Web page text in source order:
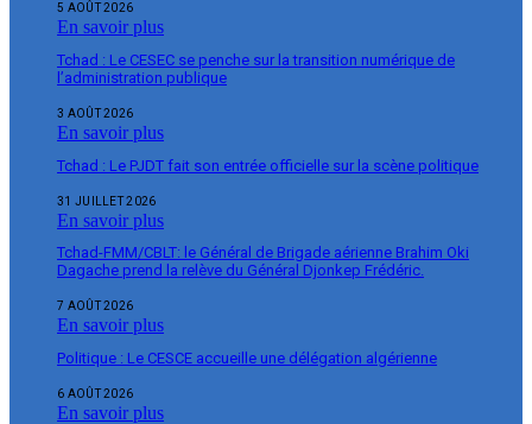
5 AOÛT 2026
En savoir plus
Tchad : Le CESEC se penche sur la transition numérique de
l’administration publique
3 AOÛT 2026
En savoir plus
Tchad : Le PJDT fait son entrée officielle sur la scène politique
31 JUILLET 2026
En savoir plus
Tchad-FMM/CBLT: le Général de Brigade aérienne Brahim Oki
Dagache prend la relève du Général Djonkep Frédéric.
7 AOÛT 2026
En savoir plus
Politique : Le CESCE accueille une délégation algérienne
6 AOÛT 2026
En savoir plus